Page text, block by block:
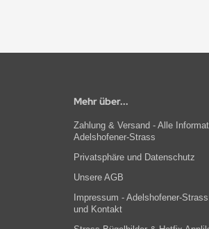
Mehr über...
Zahlung & Versand - Alle
Adelshofener-Strass
Privatsphäre und Datenschutz
Unsere AGB
Impressum - Adelshofener-
und Kontakt